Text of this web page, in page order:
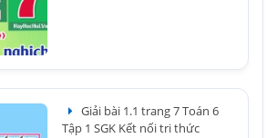
Giải bài 1.1 trang 7 Toán 6
Tập 1 SGK Kết nối tri thức